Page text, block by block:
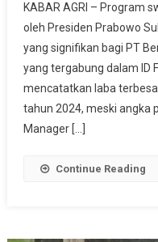
KABAR AGRI – Program
oleh Presiden Prabowo
yang signifikan bagi PT
yang tergabung dalam ID
mencatatkan laba
tahun 2024, meski angka
Manager […]
Continue Reading